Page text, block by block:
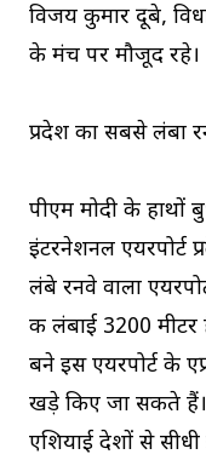
विजय कुमार दूबे,
के मंच पर मौजूद रहे।
प्रदेश का सबसे लंबा
पीएम मोदी के हाथों
इंटरनेशनल
लंबे रनवे वाला
की लंबाई 3200
बने इस एयरपोर्ट के
खड़े किए जा सकते हैं।
एशियाई देशों से